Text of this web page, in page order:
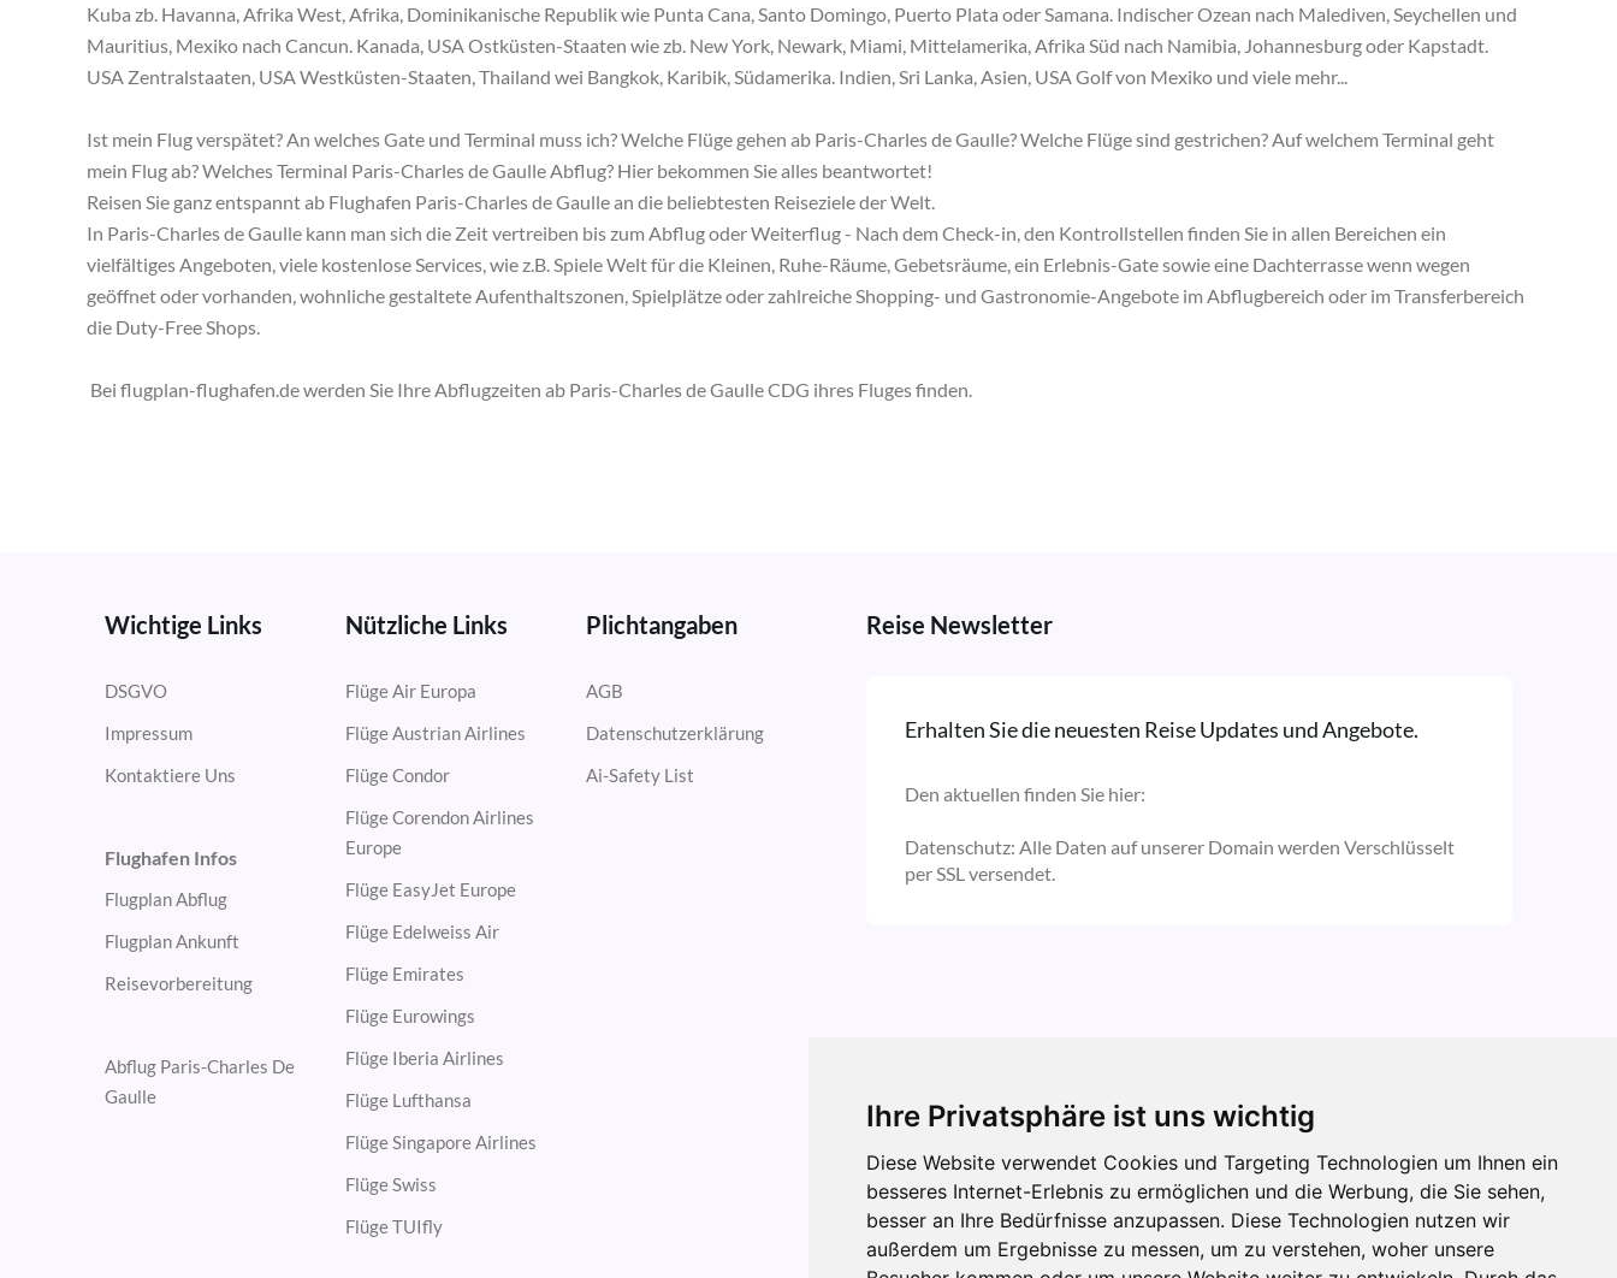
Ihre Privatsphäre ist uns wichtig
Diese Website verwendet Cookies und Targeting Technologien um Ihnen ein
besseres Internet-Erlebnis zu ermöglichen und die Werbung, die Sie sehen,
besser an Ihre Bedürfnisse anzupassen. Diese Technologien nutzen wir
außerdem um Ergebnisse zu messen, um zu verstehen, woher unsere
Kuba zb. Havanna, Afrika West, Afrika, Dominikanische Republik wie Punta Cana, Santo Domingo, Puerto Plata oder Samana. Indischer Ozean nach Malediven, Seychellen und
Mauritius, Mexiko nach Cancun. Kanada, USA Ostküsten-Staaten wie zb. New York, Newark, Miami, Mittelamerika, Afrika Süd nach Namibia, Johannesburg oder Kapstadt.
USA Zentralstaaten, USA Westküsten-Staaten, Thailand wei Bangkok, Karibik, Südamerika. Indien, Sri Lanka, Asien, USA Golf von Mexiko und viele mehr...
Ist mein Flug verspätet? An welches Gate und Terminal muss ich? Welche Flüge gehen ab Paris-Charles de Gaulle? Welche Flüge sind gestrichen? Auf welchem Terminal geht
mein Flug ab? Welches Terminal Paris-Charles de Gaulle Abflug? Hier bekommen Sie alles beantwortet!
Reisen Sie ganz entspannt ab Flughafen Paris-Charles de Gaulle an die beliebtesten Reiseziele der Welt.
In Paris-Charles de Gaulle kann man sich die Zeit vertreiben bis zum Abflug oder Weiterflug - Nach dem Check-in, den Kontrollstellen finden Sie in allen Bereichen ein
vielfältiges Angeboten, viele kostenlose Services, wie z.B. Spiele Welt für die Kleinen, Ruhe-Räume, Gebetsräume, ein Erlebnis-Gate sowie eine Dachterrasse wenn wegen
geöffnet oder vorhanden, wohnliche gestaltete Aufenthaltszonen, Spielplätze oder zahlreiche Shopping- und Gastronomie-Angebote im Abflugbereich oder im Transferbereich
die Duty-Free Shops.
Bei flugplan-flughafen.de werden Sie Ihre Abflugzeiten ab Paris-Charles de Gaulle CDG ihres Fluges finden.
Wichtige Links
DSGVO
Impressum
Kontaktiere Uns
Flughafen Infos
Flugplan Abflug
Flugplan Ankunft
Reisevorbereitung
Abflug Paris-Charles De
Gaulle
Nützliche Links
Flüge Air Europa
Flüge Austrian Airlines
Flüge Condor
Flüge Corendon Airlines
Europe
Flüge EasyJet Europe
Flüge Edelweiss Air
Flüge Emirates
Flüge Eurowings
Flüge Iberia Airlines
Flüge Lufthansa
Flüge Singapore Airlines
Flüge Swiss
Flüge TUIfly
Plichtangaben
AGB
Datenschutzerklärung
Ai-Safety List
Reise Newsletter
Erhalten Sie die neuesten Reise Updates und Angebote.
Den aktuellen finden Sie hier:
Datenschutz: Alle Daten auf unserer Domain werden Verschlüsselt
per SSL versendet.